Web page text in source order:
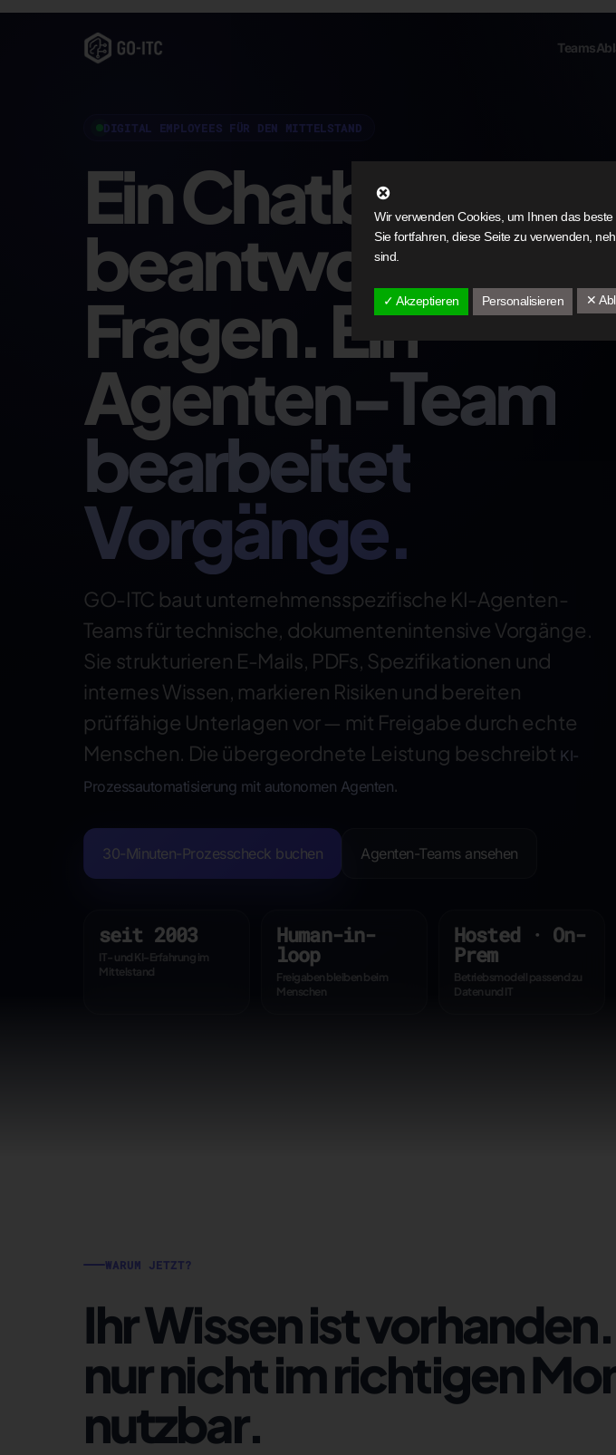
Teams
DIGITAL EMPLOYEES FÜR DEN MITTELSTAND
Ein Chatbot
beantwortet
Fragen.Ein
Agenten-Team
bearbeitet
Vorgänge.
GO-ITC baut unternehmensspezifische KI-Agenten-
Teams für technische, dokumentenintensive Vorgänge.
Sie strukturieren E-Mails, PDFs, Spezifikationen und
internes Wissen, markieren Risiken und bereiten
prüffähige Unterlagen vor — mit Freigabe durch echte
Menschen. Die übergeordnete Leistung beschreibt KI-
Prozessautomatisierung mit autonomen Agenten.
30-Minuten-Prozesscheck buchen Agenten-Teams ansehen
seit 2003
IT- und KI-Erfahrung im
Mittelstand
Human-in-
loop
Freigaben bleiben beim
Menschen
Hosted · On-
Prem
Betriebsmodell passend zu
Daten und IT
WARUM JETZT?
Ihr Wissen ist
nur nicht im richtigen
nutzbar.
Wir verwenden Cookies, um Ihnen das
Sie fortfahren, diese Seite zu verwenden,
sind.
✓ Akzeptieren Personalisieren ✕